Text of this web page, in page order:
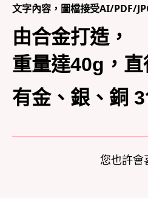
文字內容，圖檔接受AI/PDF/
由合金打造，
重量達40g，
有金、銀、銅 3
您也許會